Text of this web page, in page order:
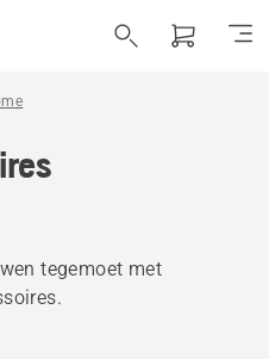
tegemoet met